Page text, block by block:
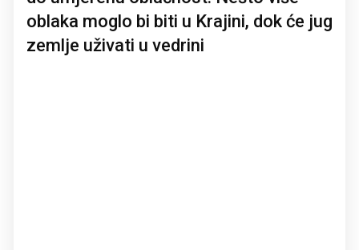
oblaka moglo bi biti u Krajini, dok će jug
zemlje uživati u vedrini